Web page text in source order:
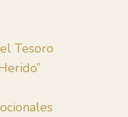
Tesoro